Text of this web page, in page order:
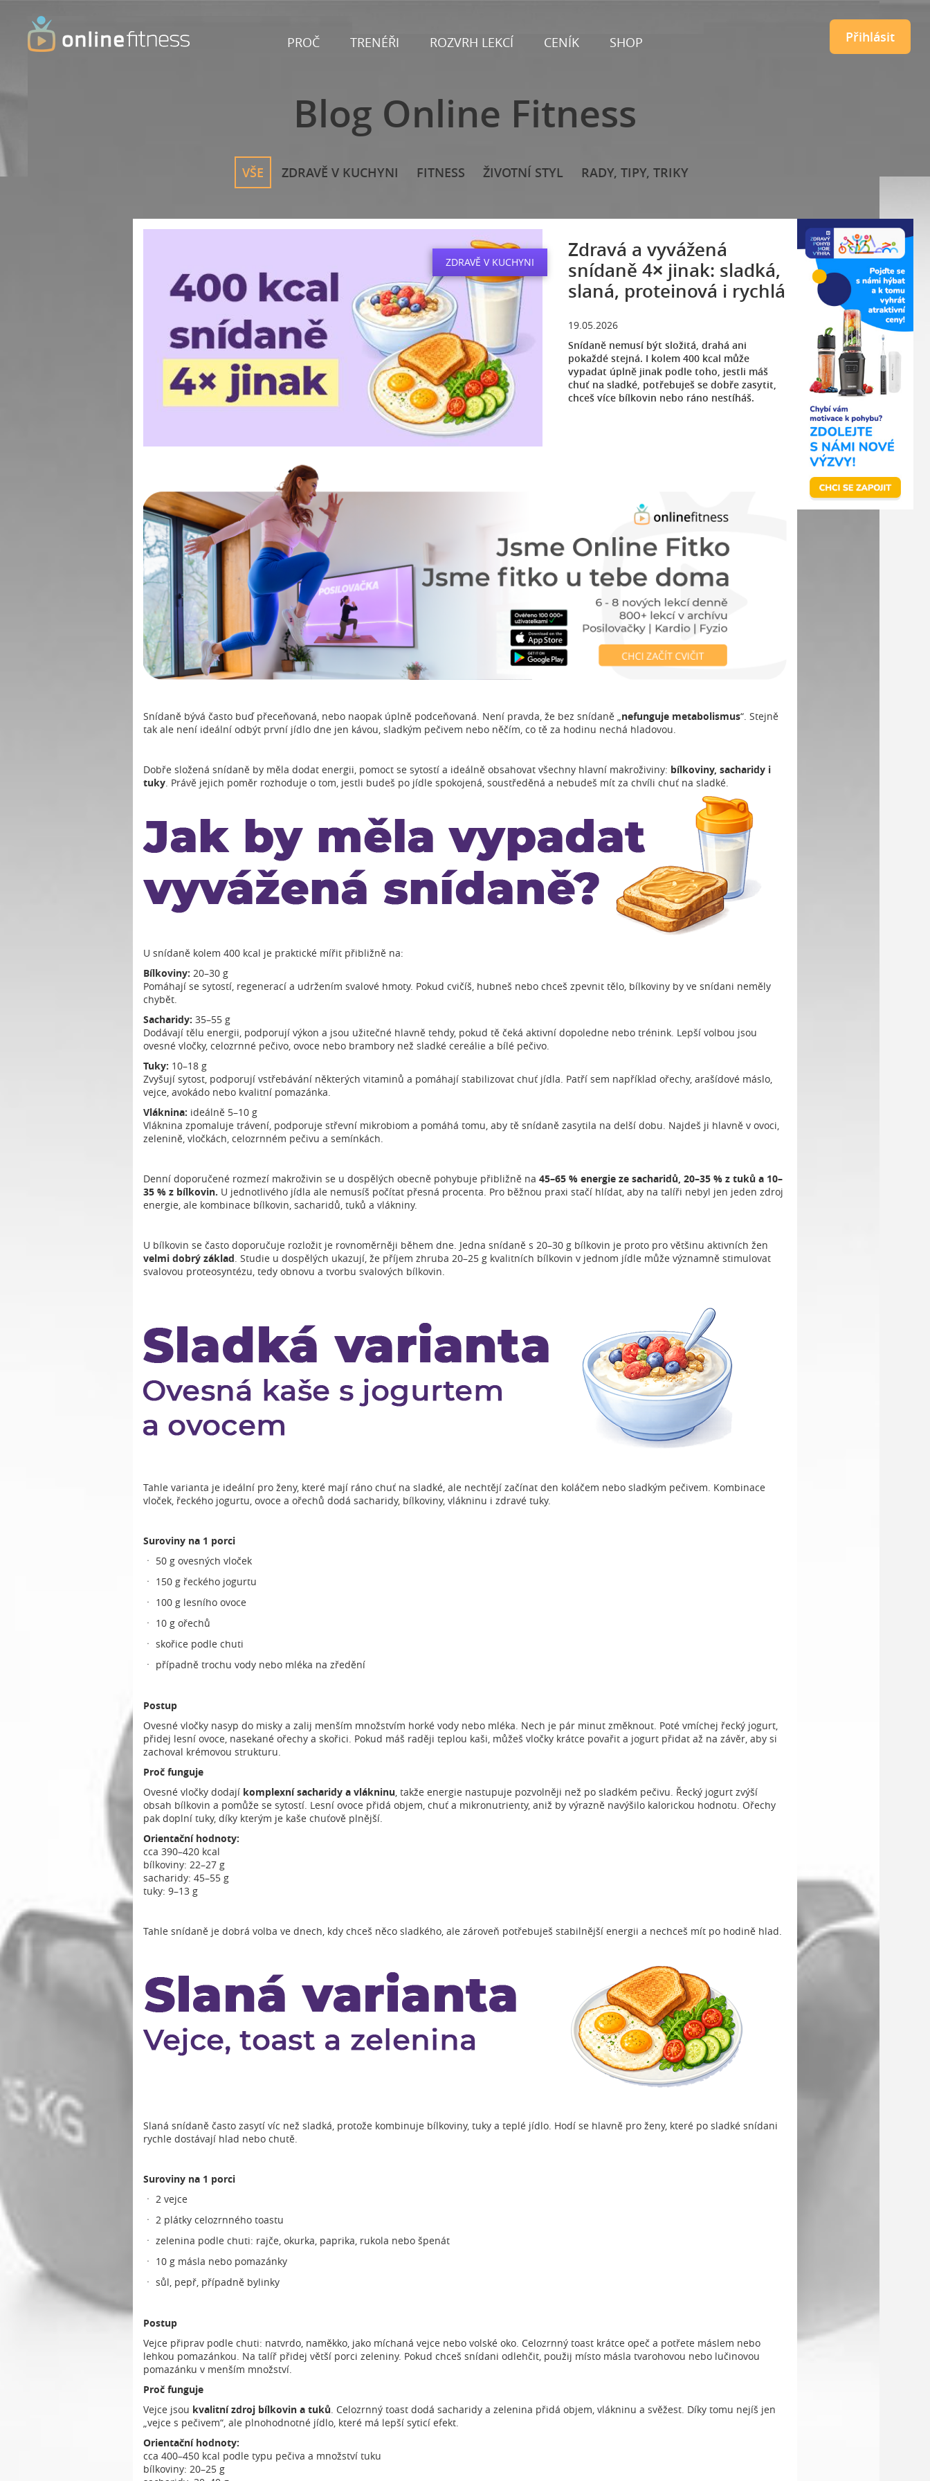
PROČ TRENÉŘI ROZVRH LEKCÍ CENÍK SHOP Přihlásit
Blog Online Fitness
VŠE ZDRAVĚ V KUCHYNI FITNESS ŽIVOTNÍ STYL RADY, TIPY, TRIKY
ZDRAVĚ V KUCHYNI
Zdravá a vyvážená
snídaně 4× jinak: sladká,
slaná, proteinová i rychlá
19.05.2026
Snídaně nemusí být složitá, drahá ani
pokaždé stejná. I kolem 400 kcal může
vypadat úplně jinak podle toho, jestli máš
chuť na sladké, potřebuješ se dobře zasytit,
chceš více bílkovin nebo ráno nestíháš.
Snídaně bývá často buď přeceňovaná, nebo naopak úplně podceňovaná. Není pravda, že bez snídaně „nefunguje metabolismus“. Stejně
tak ale není ideální odbýt první jídlo dne jen kávou, sladkým pečivem nebo něčím, co tě za hodinu nechá hladovou.
Dobře složená snídaně by měla dodat energii, pomoct se sytostí a ideálně obsahovat všechny hlavní makroživiny: bílkoviny, sacharidy i
tuky. Právě jejich poměr rozhoduje o tom, jestli budeš po jídle spokojená, soustředěná a nebudeš mít za chvíli chuť na sladké.
U snídaně kolem 400 kcal je praktické mířit přibližně na:
Bílkoviny: 20–30 g
Pomáhají se sytostí, regenerací a udržením svalové hmoty. Pokud cvičíš, hubneš nebo chceš zpevnit tělo, bílkoviny by ve snídani neměly
chybět.
Sacharidy: 35–55 g
Dodávají tělu energii, podporují výkon a jsou užitečné hlavně tehdy, pokud tě čeká aktivní dopoledne nebo trénink. Lepší volbou jsou
ovesné vločky, celozrnné pečivo, ovoce nebo brambory než sladké cereálie a bílé pečivo.
Tuky: 10–18 g
Zvyšují sytost, podporují vstřebávání některých vitaminů a pomáhají stabilizovat chuť jídla. Patří sem například ořechy, arašídové máslo,
vejce, avokádo nebo kvalitní pomazánka.
Vláknina: ideálně 5–10 g
Vláknina zpomaluje trávení, podporuje střevní mikrobiom a pomáhá tomu, aby tě snídaně zasytila na delší dobu. Najdeš ji hlavně v ovoci,
zelenině, vločkách, celozrnném pečivu a semínkách.
Denní doporučené rozmezí makroživin se u dospělých obecně pohybuje přibližně na 45–65 % energie ze sacharidů, 20–35 % z tuků a 10–
35 % z bílkovin. U jednotlivého jídla ale nemusíš počítat přesná procenta. Pro běžnou praxi stačí hlídat, aby na talíři nebyl jen jeden zdroj
energie, ale kombinace bílkovin, sacharidů, tuků a vlákniny.
U bílkovin se často doporučuje rozložit je rovnoměrněji během dne. Jedna snídaně s 20–30 g bílkovin je proto pro většinu aktivních žen
velmi dobrý základ. Studie u dospělých ukazují, že příjem zhruba 20–25 g kvalitních bílkovin v jednom jídle může významně stimulovat
svalovou proteosyntézu, tedy obnovu a tvorbu svalových bílkovin.
Tahle varianta je ideální pro ženy, které mají ráno chuť na sladké, ale nechtějí začínat den koláčem nebo sladkým pečivem. Kombinace
vloček, řeckého jogurtu, ovoce a ořechů dodá sacharidy, bílkoviny, vlákninu i zdravé tuky.
Suroviny na 1 porci
ㆍ 50 g ovesných vloček
ㆍ 150 g řeckého jogurtu
ㆍ 100 g lesního ovoce
ㆍ 10 g ořechů
ㆍ skořice podle chuti
ㆍ případně trochu vody nebo mléka na zředění
Postup
Ovesné vločky nasyp do misky a zalij menším množstvím horké vody nebo mléka. Nech je pár minut změknout. Poté vmíchej řecký jogurt,
přidej lesní ovoce, nasekané ořechy a skořici. Pokud máš raději teplou kaši, můžeš vločky krátce povařit a jogurt přidat až na závěr, aby si
zachoval krémovou strukturu.
Proč funguje
Ovesné vločky dodají komplexní sacharidy a vlákninu, takže energie nastupuje pozvolněji než po sladkém pečivu. Řecký jogurt zvýší
obsah bílkovin a pomůže se sytostí. Lesní ovoce přidá objem, chuť a mikronutrienty, aniž by výrazně navýšilo kalorickou hodnotu. Ořechy
pak doplní tuky, díky kterým je kaše chuťově plnější.
Orientační hodnoty:
cca 390–420 kcal
bílkoviny: 22–27 g
sacharidy: 45–55 g
tuky: 9–13 g
Tahle snídaně je dobrá volba ve dnech, kdy chceš něco sladkého, ale zároveň potřebuješ stabilnější energii a nechceš mít po hodině hlad.
Slaná snídaně často zasytí víc než sladká, protože kombinuje bílkoviny, tuky a teplé jídlo. Hodí se hlavně pro ženy, které po sladké snídani
rychle dostávají hlad nebo chutě.
Suroviny na 1 porci
ㆍ 2 vejce
ㆍ 2 plátky celozrnného toastu
ㆍ zelenina podle chuti: rajče, okurka, paprika, rukola nebo špenát
ㆍ 10 g másla nebo pomazánky
ㆍ sůl, pepř, případně bylinky
Postup
Vejce připrav podle chuti: natvrdo, naměkko, jako míchaná vejce nebo volské oko. Celozrnný toast krátce opeč a potřete máslem nebo
lehkou pomazánkou. Na talíř přidej větší porci zeleniny. Pokud chceš snídani odlehčit, použij místo másla tvarohovou nebo lučinovou
pomazánku v menším množství.
Proč funguje
Vejce jsou kvalitní zdroj bílkovin a tuků. Celozrnný toast dodá sacharidy a zelenina přidá objem, vlákninu a svěžest. Díky tomu nejíš jen
„vejce s pečivem“, ale plnohodnotné jídlo, které má lepší syticí efekt.
Orientační hodnoty:
cca 400–450 kcal podle typu pečiva a množství tuku
bílkoviny: 20–25 g